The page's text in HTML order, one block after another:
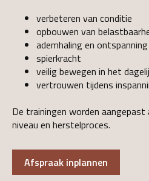
verbeteren van conditie
opbouwen van
ademhaling en ontspanning
spierkracht
veilig bewegen in het
vertrouwen tijdens
De trainingen worden aangepast
niveau en herstelproces.
Afspraak inplannen